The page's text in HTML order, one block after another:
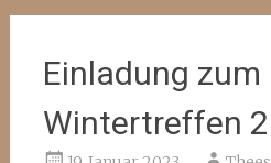
Einladung zum
Wintertreffen